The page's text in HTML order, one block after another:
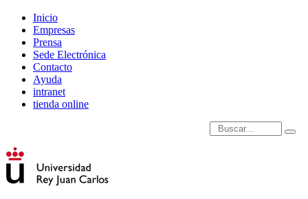
Inicio
Empresas
Prensa
Sede Electrónica
Contacto
Ayuda
intranet
tienda online
Introduce términos de